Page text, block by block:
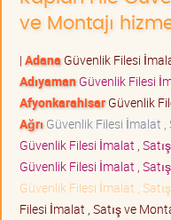
ve Montajı
| Adana Güvenlik Filesi
AdıyamanGüvenlik Filesi
AfyonkarahisarGüvenlik
Ağrı Güvenlik Filesi İmalat ,
Güvenlik Filesi İmalat ,
Güvenlik Filesi İmalat ,
Güvenlik Filesi İmalat ,
Filesi İmalat , Satış ve